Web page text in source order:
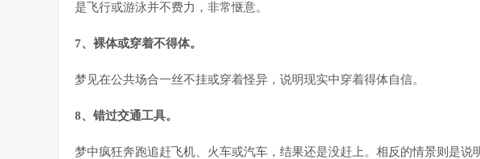
是飞行或游泳并不费力，非常惬意。
7、裸体或穿着不得体。
梦见在公共场合一丝不挂或穿着怪异，说明现实中穿着得体自信。
8、错过交通工具。
梦中疯狂奔跑追赶飞机、火车或汽车，结果还是没赶上。相反的情景则是说